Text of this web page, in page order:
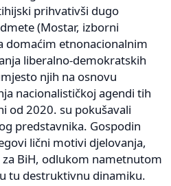
prihvativši dugo
(Mostar, izborni
domaćim etnonacionalnim
liberalno-demokratskih
njih na osnovu
nacionalističkoj agendi tih
od 2020. su pokušavali
predstavnika. Gospodin
lični motivi djelovanja,
BiH, odlukom nametnutom
tu destruktivnu dinamiku.